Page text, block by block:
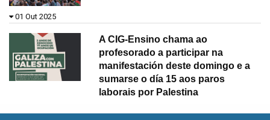
01 Out 2025
A CIG-Ensino chama ao
profesorado a participar na
manifestación deste domingo e a
sumarse o día 15 aos paros
laborais por Palestina